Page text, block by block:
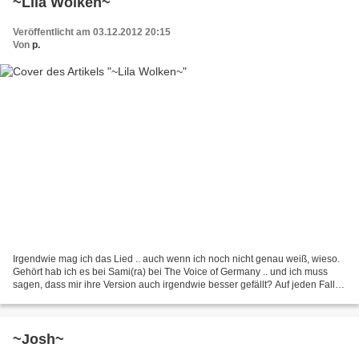
Veröffentlicht am 03.12.2012 20:15
Von p.
Irgendwie mag ich das Lied .. auch wenn ich noch nicht genau weiß, wieso.
Gehört hab ich es bei Sami(ra) bei The Voice of Germany .. und ich muss
sagen, dass mir ihre Version auch irgendwie besser gefällt? Auf jeden Fall
~Josh~